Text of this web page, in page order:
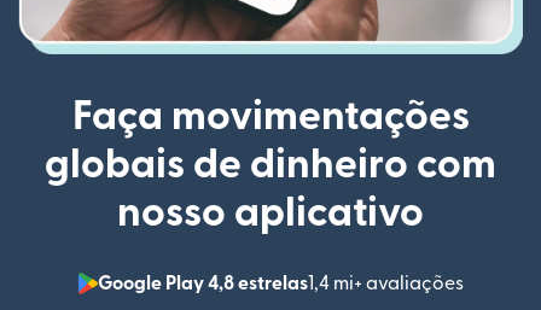
Faça movimentações
globais de dinheiro com
nosso aplicativo
Google Play 4,8 estrelas1,4 mi+ avaliações
(abre